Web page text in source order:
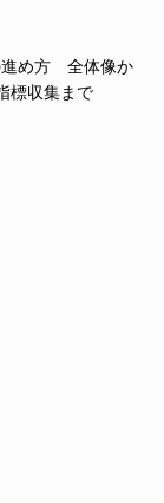
進め方 全体像か
標収集まで